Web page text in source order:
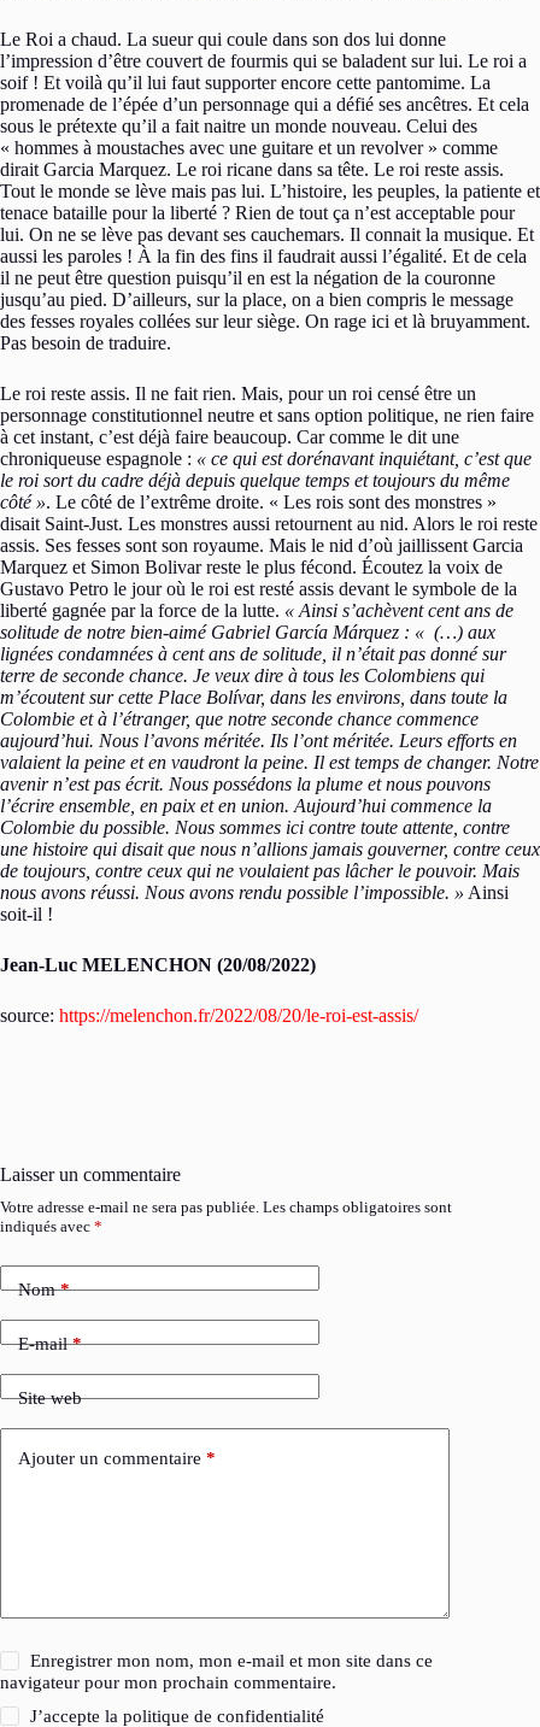
Le Roi a chaud. La sueur qui coule dans son dos lui donne
l’impression d’être couvert de fourmis qui se baladent sur lui. Le roi a
soif ! Et voilà qu’il lui faut supporter encore cette pantomime. La
promenade de l’épée d’un personnage qui a défié ses ancêtres. Et cela
sous le prétexte qu’il a fait naitre un monde nouveau. Celui des
« hommes à moustaches avec une guitare et un revolver » comme
dirait Garcia Marquez. Le roi ricane dans sa tête. Le roi reste assis.
Tout le monde se lève mais pas lui. L’histoire, les peuples, la patiente et
tenace bataille pour la liberté ? Rien de tout ça n’est acceptable pour
lui. On ne se lève pas devant ses cauchemars. Il connait la musique. Et
aussi les paroles ! À la fin des fins il faudrait aussi l’égalité. Et de cela
il ne peut être question puisqu’il en est la négation de la couronne
jusqu’au pied. D’ailleurs, sur la place, on a bien compris le message
des fesses royales collées sur leur siège. On rage ici et là bruyamment.
Pas besoin de traduire.
Le roi reste assis. Il ne fait rien. Mais, pour un roi censé être un
personnage constitutionnel neutre et sans option politique, ne rien faire
à cet instant, c’est déjà faire beaucoup. Car comme le dit une
chroniqueuse espagnole : « ce qui est dorénavant inquiétant, c’est que
le roi sort du cadre déjà depuis quelque temps et toujours du même
côté ». Le côté de l’extrême droite. « Les rois sont des monstres »
disait Saint-Just. Les monstres aussi retournent au nid. Alors le roi reste
assis. Ses fesses sont son royaume. Mais le nid d’où jaillissent Garcia
Marquez et Simon Bolivar reste le plus fécond. Écoutez la voix de
Gustavo Petro le jour où le roi est resté assis devant le symbole de la
liberté gagnée par la force de la lutte. « Ainsi s’achèvent cent ans de
solitude de notre bien-aimé Gabriel García Márquez : « (…) aux
lignées condamnées à cent ans de solitude, il n’était pas donné sur
terre de seconde chance. Je veux dire à tous les Colombiens qui
m’écoutent sur cette Place Bolívar, dans les environs, dans toute la
Colombie et à l’étranger, que notre seconde chance commence
aujourd’hui. Nous l’avons méritée. Ils l’ont méritée. Leurs efforts en
valaient la peine et en vaudront la peine. Il est temps de changer. Notre
avenir n’est pas écrit. Nous possédons la plume et nous pouvons
l’écrire ensemble, en paix et en union. Aujourd’hui commence la
Colombie du possible. Nous sommes ici contre toute attente, contre
une histoire qui disait que nous n’allions jamais gouverner, contre ceux
de toujours, contre ceux qui ne voulaient pas lâcher le pouvoir. Mais
nous avons réussi. Nous avons rendu possible l’impossible. » Ainsi
soit-il !
Jean-Luc MELENCHON (20/08/2022)
source: https://melenchon.fr/2022/08/20/le-roi-est-assis/
Laisser un commentaire
Votre adresse e-mail ne sera pas publiée. Les champs obligatoires sont
indiqués avec *
Nom*
E-mail*
Site web
Ajouter un commentaire *
Enregistrer mon nom, mon e-mail et mon site dans ce
navigateur pour mon prochain commentaire.
J’accepte lapolitique de confidentialité